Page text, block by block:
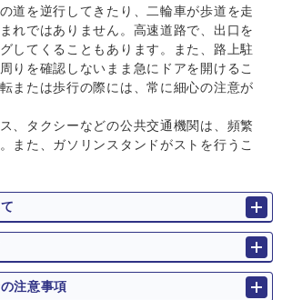
道を逆行してきたり、二輪車が歩道を走
れではありません。高速道路で、出口を
してくることもあります。また、路上駐
りを確認しないまま急にドアを開けるこ
または歩行の際には、常に細心の注意が
、タクシーなどの公共交通機関は、頻繁
また、ガソリンスタンドがストを行うこ
注意事項